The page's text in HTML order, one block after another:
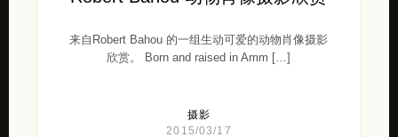
来自Robert Bahou 的一组生动可爱的动物肖像摄影
欣赏。 Born and raised in Amm […]
摄影
2015/03/17